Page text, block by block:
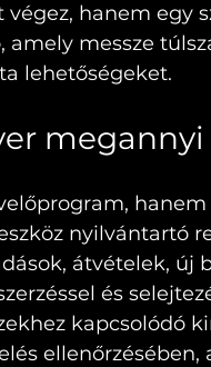
hanem egy
amely messze
lehetőségeket.
nyilvántartó
átvételek, új
és
kapcsolódó